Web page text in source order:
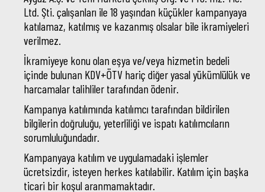
Ltd. Şti. çalışanları ile 18 yaşından küçükler kampanyaya
katılamaz, katılmış ve kazanmış olsalar bile ikramiyeleri
verilmez.
İkramiyeye konu olan eşya ve/veya hizmetin bedeli
içinde bulunan KDV+ÖTV hariç diğer yasal yükümlülük ve
harcamalar talihliler tarafından ödenir.
Kampanya katılımında katılımcı tarafından bildirilen
bilgilerin doğruluğu, yeterliliği ve ispatı katılımcıların
sorumluluğundadır.
Kampanyaya katılım ve uygulamadaki işlemler
ücretsizdir, isteyen herkes katılabilir. Katılım için başka
ticari bir koşul aranmamaktadır.